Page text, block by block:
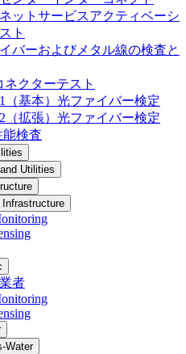
ットサービスアクティベーシ
ト
バーおよびメタル線の検査と
ネクターテスト
（基本）光ファイバー検定
（拡張）光ファイバー検定
能検査
Utilities
者
Water